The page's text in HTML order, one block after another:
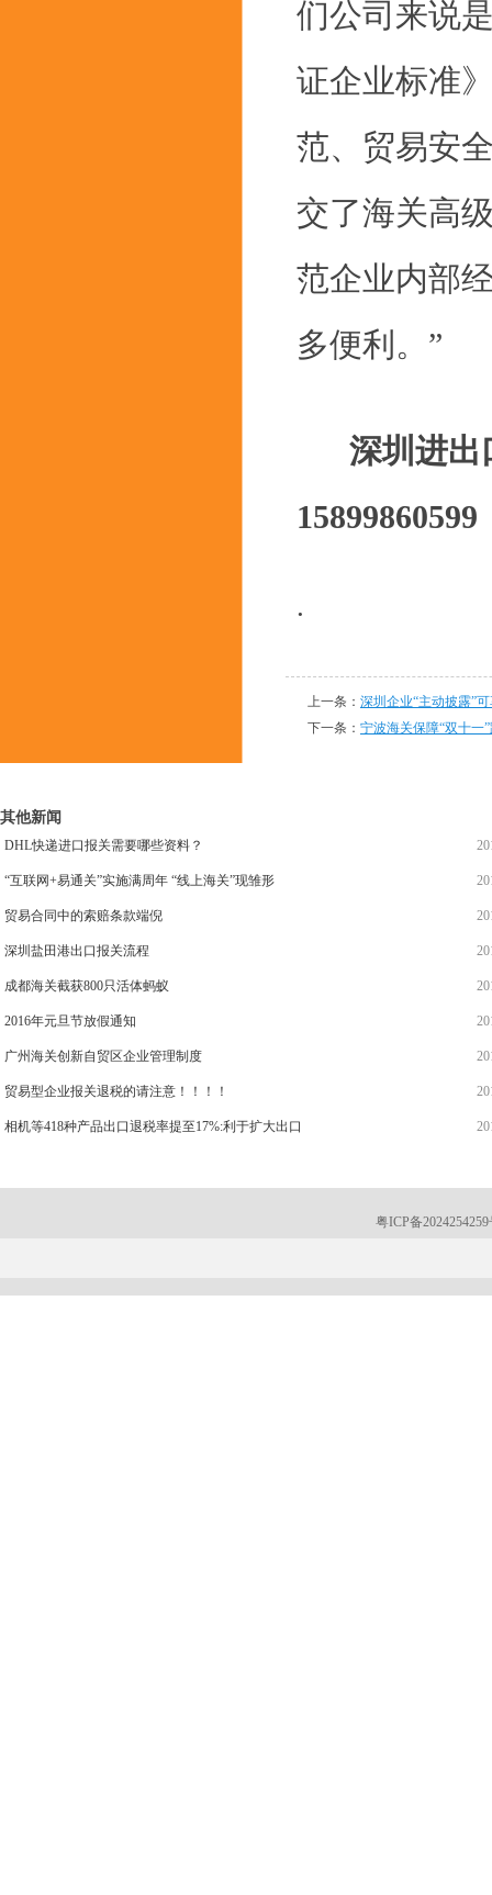
们公司来说
证企业标准
范、贸易安
交了海关高
范企业内部
多便利。”
深圳进出
15899860599
.
上一条： 深圳企业“主动披露”
下一条： 宁波海关保障“双十一
其他新闻
DHL快递进口报关需要哪些资料？
“互联网+易通关”实施满周年 “线上海关”现雏形
贸易合同中的索赔条款端倪
深圳盐田港出口报关流程
成都海关截获800只活体蚂蚁
2016年元旦节放假通知
广州海关创新自贸区企业管理制度
贸易型企业报关退税的请注意！！！！
相机等418种产品出口退税率提至17%:利于扩大出口
粤ICP备